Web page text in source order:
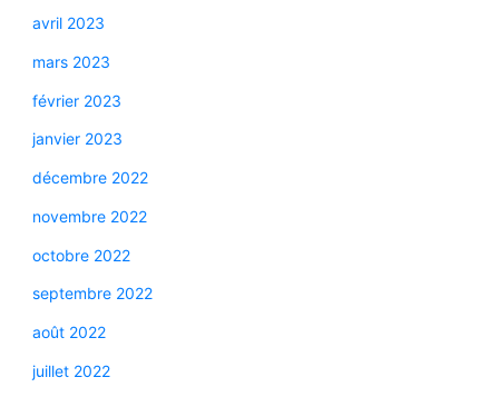
avril 2023
mars 2023
février 2023
janvier 2023
décembre 2022
novembre 2022
octobre 2022
septembre 2022
août 2022
juillet 2022